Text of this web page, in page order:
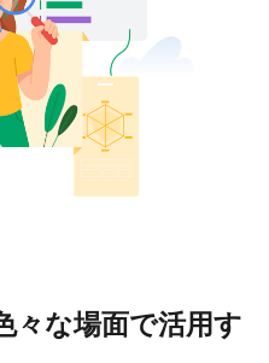
々な場面で活用す